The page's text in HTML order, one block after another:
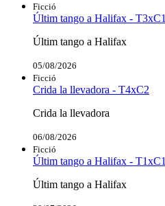
Ficció
Últim tango a Halifax - T3xC1
Últim tango a Halifax
05/08/2026
Ficció
Crida la llevadora - T4xC2
Crida la llevadora
06/08/2026
Ficció
Últim tango a Halifax - T1xC1
Últim tango a Halifax